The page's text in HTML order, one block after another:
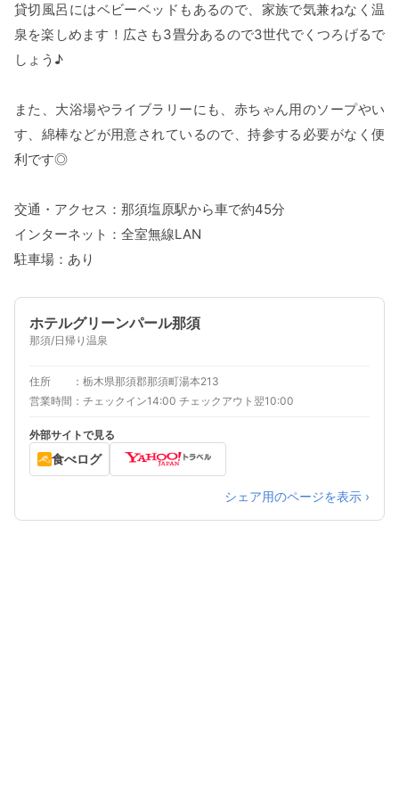
貸切風呂にはベビーベッドもあるので、家族で気兼ねなく温
泉を楽しめます！広さも3畳分あるので3世代でくつろげるで
しょう♪
また、大浴場やライブラリーにも、赤ちゃん用のソープやい
す、綿棒などが用意されているので、持参する必要がなく便
利です◎
交通・アクセス：那須塩原駅から車で約45分
インターネット：全室無線LAN
駐車場：あり
ホテルグリーンパール那須
那須/日帰り温泉
住所
栃木県那須郡那須町湯本213
営業時間
チェックイン14:00 チェックアウト翌10:00
外部サイトで見る
食べログ
シェア用のページを表示 ›